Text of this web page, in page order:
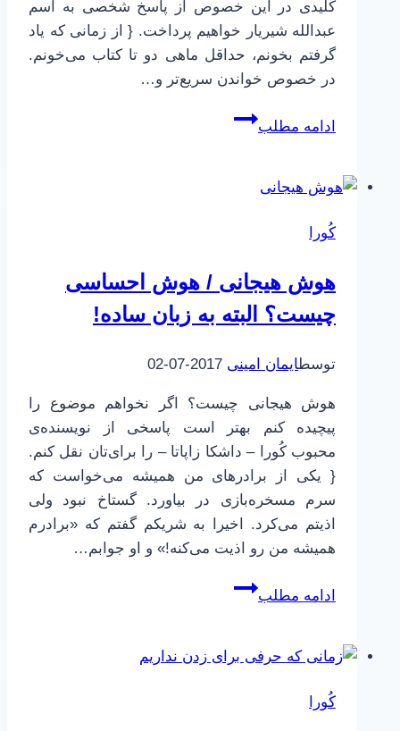
کلیدی در این خصوص از پاسخ شخصی به اسم
عبدالله شیریار خواهیم پرداخت. { از زمانی که یاد
گرفتم بخونم، حداقل ماهی دو تا کتاب می‌خونم.
در خصوص خواندن سریع‌تر و…
ادامه مطلب
چطور
کنیم
کُورا
هوش هیجانی / هوش احساسی
چیست؟ البته به زبان ساده!
توسطایمان امینی 2017-07-02
هوش هیجانی چیست؟ اگر نخواهم موضوع را
پیچیده‌ کنم بهتر است پاسخی از نویسنده‌ی
محبوب کُورا – داشکا زاپاتا – را برای‌تان نقل کنم.
{ یکی از برادرهای من همیشه می‌خواست که
سرم مسخره‌بازی در بیاورد. گستاخ نبود ولی
اذیتم می‌کرد. اخیرا به شریکم گفتم که «برادرم
همیشه من رو اذیت می‌کنه!» و او جوابم…
ادامه مطلب
هوش
هوش
کُورا